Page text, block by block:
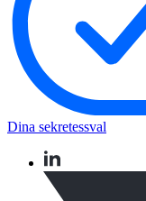
Dina sekretessval